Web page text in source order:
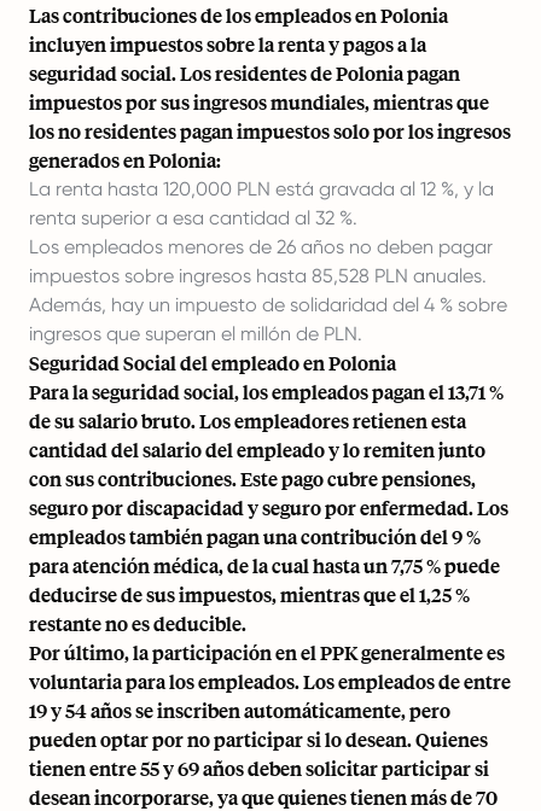
Las contribuciones de los empleados en Polonia
incluyen impuestos sobre la renta y pagos a la
seguridad social. Los residentes de Polonia pagan
impuestos por susingresos mundiales, mientras que
los no residentes pagan impuestos solo por los ingresos
generados en Polonia:
La renta hasta 120,000 PLN está gravada al 12 %, y la
renta superior a esa cantidad al 32 %.
Los empleados menores de 26 años no deben pagar
impuestos sobre ingresos hasta 85,528 PLN anuales.
Además, hay un impuesto de solidaridad del 4 % sobre
ingresos que superan el millón de PLN.
Seguridad Social del empleado en Polonia
Para la seguridad social, los empleados pagan el 13,71 %
de su salario bruto. Los empleadores retienen esta
cantidad del salario del empleado y lo remiten junto
con sus contribuciones. Este pago cubre pensiones,
seguro por discapacidad y seguro por enfermedad. Los
empleados también pagan una contribución del 9 %
para atención médica, de la cual hasta un 7,75 % puede
deducirse de sus impuestos, mientras que el 1,25 %
restante no es deducible.
Por último, la participación en el PPK generalmente es
voluntaria para los empleados. Los empleados de entre
19 y 54 años se inscriben automáticamente, pero
pueden optar por no participar si lo desean. Quienes
tienen entre 55 y 69 años deben solicitar participar si
desean incorporarse, ya que quienes tienen más de 70